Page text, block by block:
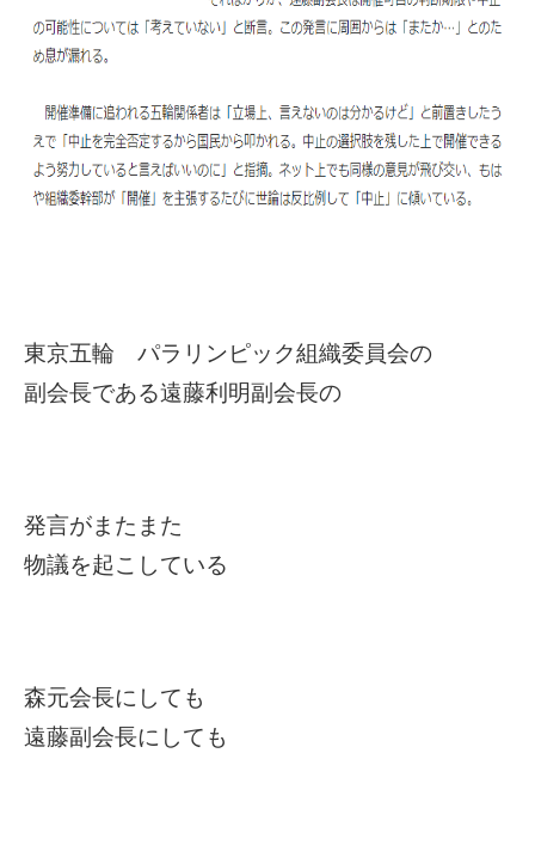
東京五輪 パラリンピック組織委員会の
副会長である遠藤利明副会長の
発言がまたまた
物議を起こしている
森元会長にしても
遠藤副会長にしても